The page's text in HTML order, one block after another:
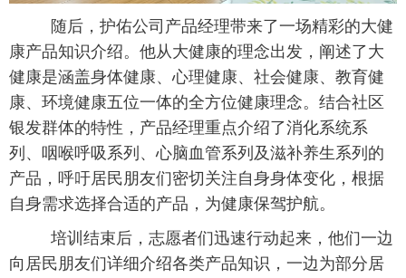
随后，护佑公司产品经理带来了一场精彩的大健
康产品知识介绍。他从大健康的理念出发，阐述了大
健康是涵盖身体健康、心理健康、社会健康、教育健
康、环境健康五位一体的全方位健康理念。结合社区
银发群体的特性，产品经理重点介绍了消化系统系
列、咽喉呼吸系列、心脑血管系列及滋补养生系列的
产品，呼吁居民朋友们密切关注自身身体变化，根据
自身需求选择合适的产品，为健康保驾护航。
培训结束后，志愿者们迅速行动起来，他们一边
向居民朋友们详细介绍各类产品知识，一边为部分居